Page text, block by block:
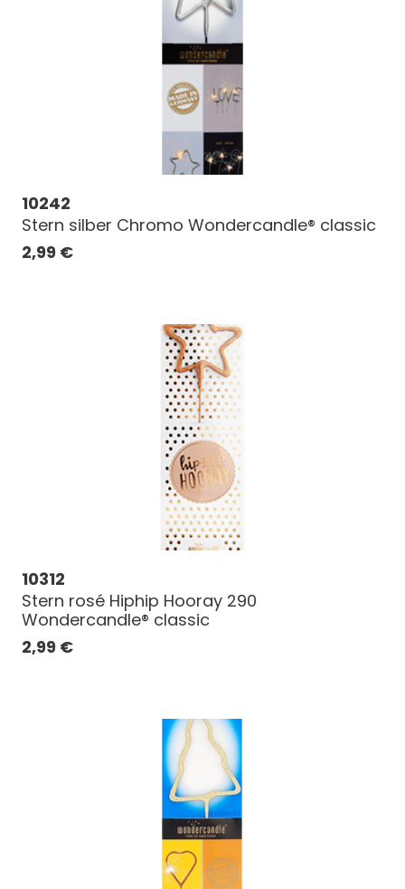
10242
Stern silber Chromo Wondercandle® classic
2,99 €
10312
Stern rosé Hiphip Hooray 290
Wondercandle® classic
2,99 €